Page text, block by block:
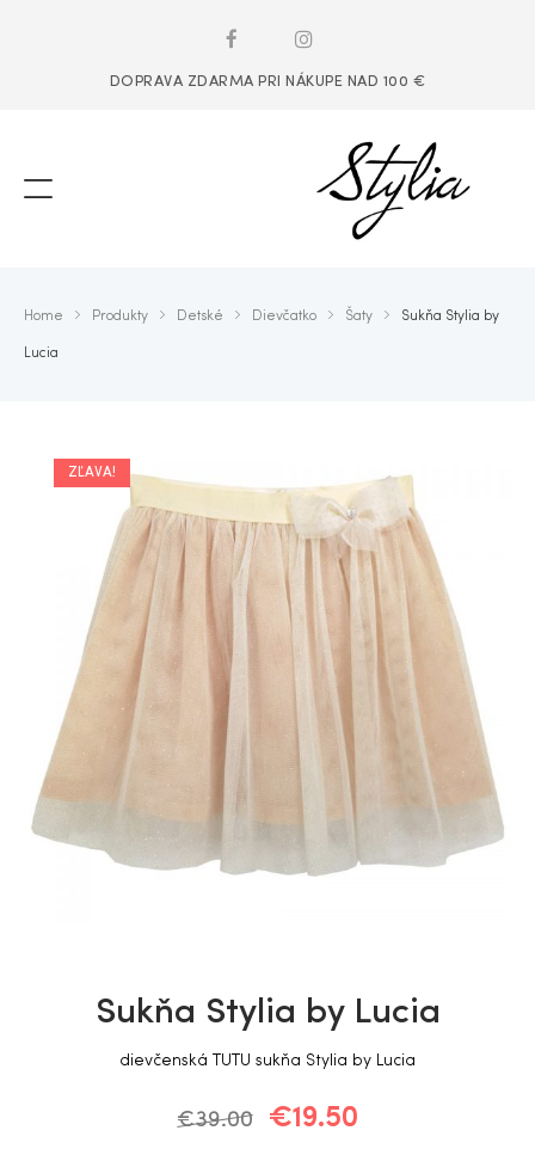
DOPRAVA ZDARMA PRI NÁKUPE NAD 100 €
Home Produkty Detské Dievčatko Šaty Sukňa Stylia by
Lucia
ZĽAVA!
Sukňa Stylia by Lucia
dievčenská TUTU sukňa Stylia by Lucia
€39.00 €19.50